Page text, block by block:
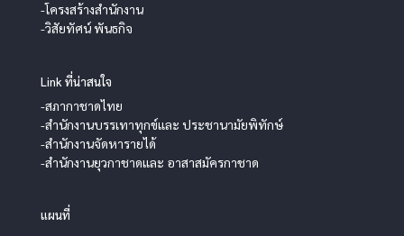
-โครงสร้างสำนักงาน
-วิสัยทัศน์ พันธกิจ
Link ที่น่าสนใจ
-สภากาชาดไทย
-สำนักงานบรรเทาทุกข์และ ประชานามัยพิทักษ์
-สำนักงานจัดหารายได้
-สำนักงานยุวกาชาดและ อาสาสมัครกาชาด
แผนที่